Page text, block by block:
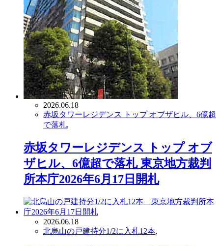
2026.06.18
赤坂タワーレジデンス トップ オブザヒル、6億超
で落札,
赤坂タワーレジデンス トップ オブ
ザヒル、6億超で落札 東京地方裁判
所本庁2026年6月17日開札
2026.06.18
北烏山の戸建持分1/2に入札12本,